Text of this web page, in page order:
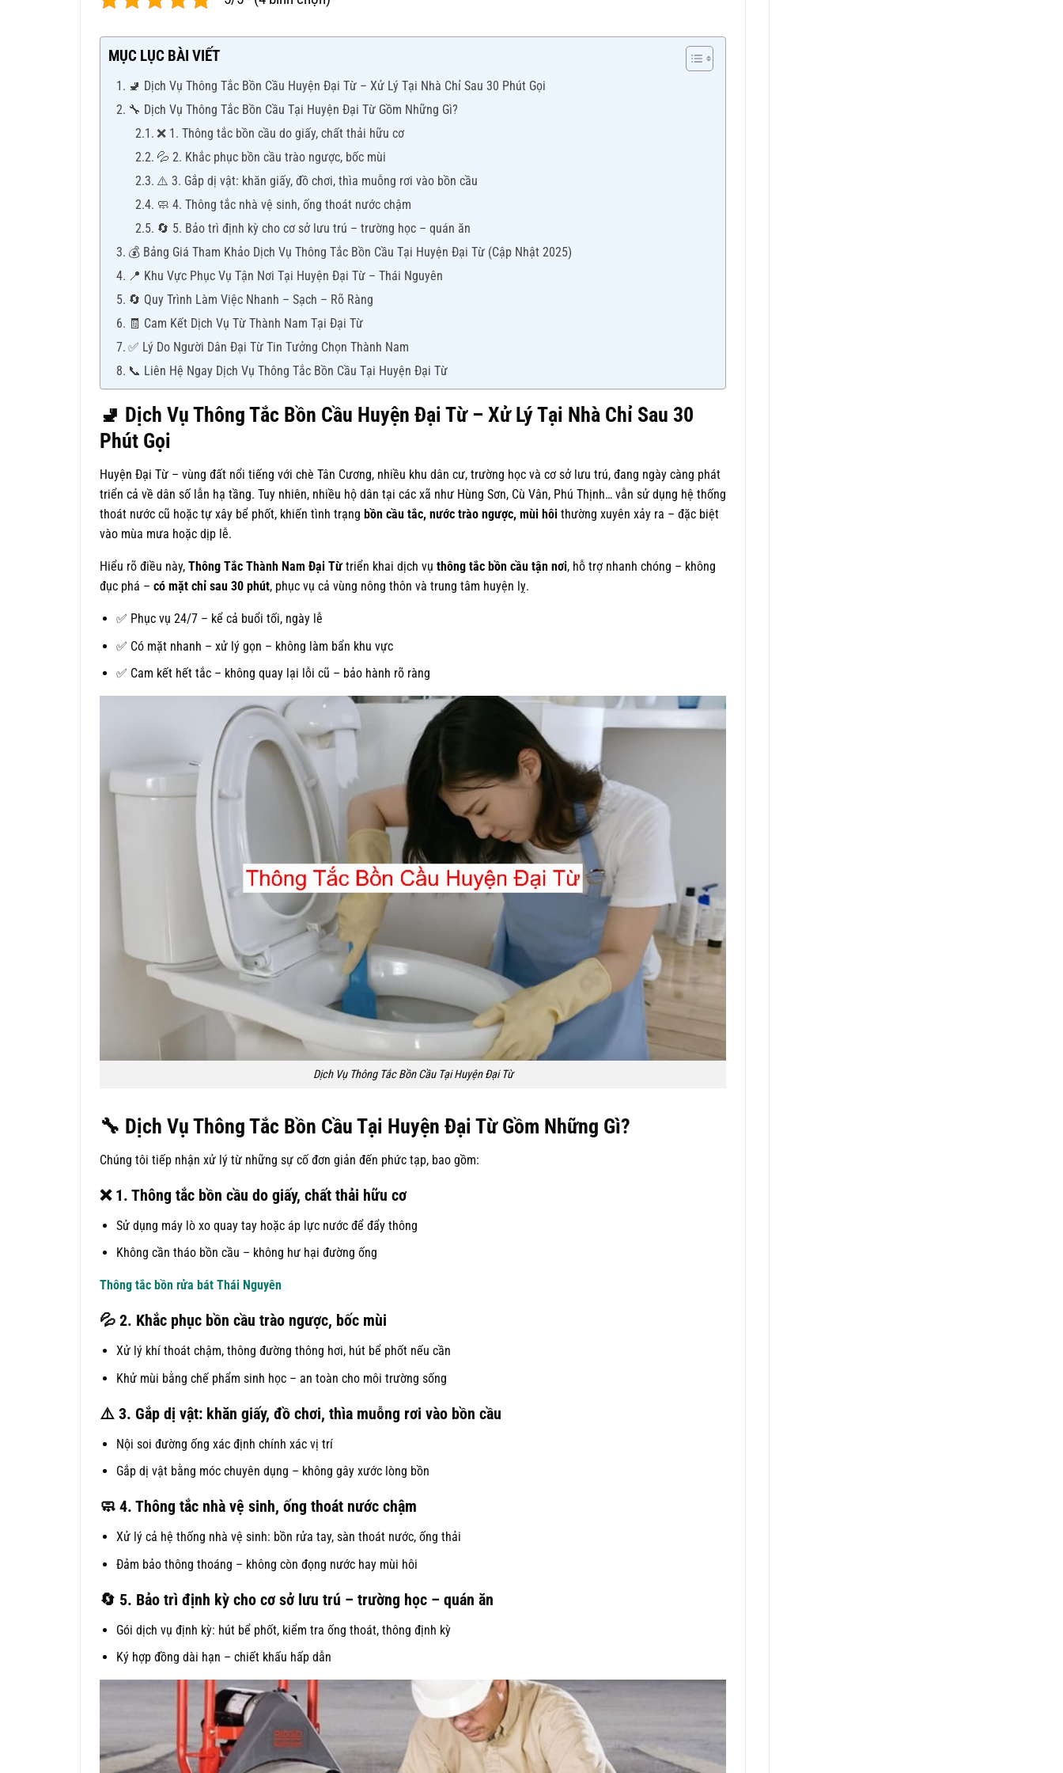
MỤC LỤC BÀI VIẾT
🚽 Dịch Vụ Thông Tắc Bồn Cầu Huyện Đại Từ – Xử Lý Tại Nhà Chỉ Sau 30 Phút Gọi
🔧 Dịch Vụ Thông Tắc Bồn Cầu Tại Huyện Đại Từ Gồm Những Gì?
❌ 1. Thông tắc bồn cầu do giấy, chất thải hữu cơ
💦 2. Khắc phục bồn cầu trào ngược, bốc mùi
⚠️ 3. Gắp dị vật: khăn giấy, đồ chơi, thìa muỗng rơi vào bồn cầu
🧼 4. Thông tắc nhà vệ sinh, ống thoát nước chậm
🔄 5. Bảo trì định kỳ cho cơ sở lưu trú – trường học – quán ăn
💰 Bảng Giá Tham Khảo Dịch Vụ Thông Tắc Bồn Cầu Tại Huyện Đại Từ (Cập Nhật 2025)
📍 Khu Vực Phục Vụ Tận Nơi Tại Huyện Đại Từ – Thái Nguyên
🔄 Quy Trình Làm Việc Nhanh – Sạch – Rõ Ràng
🧾 Cam Kết Dịch Vụ Từ Thành Nam Tại Đại Từ
✅ Lý Do Người Dân Đại Từ Tin Tưởng Chọn Thành Nam
📞 Liên Hệ Ngay Dịch Vụ Thông Tắc Bồn Cầu Tại Huyện Đại Từ
🚽 Dịch Vụ Thông Tắc Bồn Cầu Huyện Đại Từ – Xử Lý Tại Nhà Chỉ Sau 30
Phút Gọi
Huyện Đại Từ – vùng đất nổi tiếng với chè Tân Cương, nhiều khu dân cư, trường học và cơ sở lưu trú, đang ngày càng phát
triển cả về dân số lẫn hạ tầng. Tuy nhiên, nhiều hộ dân tại các xã như Hùng Sơn, Cù Vân, Phú Thịnh… vẫn sử dụng hệ thống
thoát nước cũ hoặc tự xây bể phốt, khiến tình trạng bồn cầu tắc, nước trào ngược, mùi hôi thường xuyên xảy ra – đặc biệt
vào mùa mưa hoặc dịp lễ.
Hiểu rõ điều này, Thông Tắc Thành Nam Đại Từ triển khai dịch vụ thông tắc bồn cầu tận nơi, hỗ trợ nhanh chóng – không
đục phá – có mặt chỉ sau 30 phút, phục vụ cả vùng nông thôn và trung tâm huyện lỵ.
✅ Phục vụ 24/7 – kể cả buổi tối, ngày lễ
✅ Có mặt nhanh – xử lý gọn – không làm bẩn khu vực
✅ Cam kết hết tắc – không quay lại lỗi cũ – bảo hành rõ ràng
Dịch Vụ Thông Tắc Bồn Cầu Tại Huyện Đại Từ
🔧 Dịch Vụ Thông Tắc Bồn Cầu Tại Huyện Đại Từ Gồm Những Gì?
Chúng tôi tiếp nhận xử lý từ những sự cố đơn giản đến phức tạp, bao gồm:
❌ 1. Thông tắc bồn cầu do giấy, chất thải hữu cơ
Sử dụng máy lò xo quay tay hoặc áp lực nước để đẩy thông
Không cần tháo bồn cầu – không hư hại đường ống
Thông tắc bồn rửa bát Thái Nguyên
💦 2. Khắc phục bồn cầu trào ngược, bốc mùi
Xử lý khí thoát chậm, thông đường thông hơi, hút bể phốt nếu cần
Khử mùi bằng chế phẩm sinh học – an toàn cho môi trường sống
⚠️ 3. Gắp dị vật: khăn giấy, đồ chơi, thìa muỗng rơi vào bồn cầu
Nội soi đường ống xác định chính xác vị trí
Gắp dị vật bằng móc chuyên dụng – không gây xước lòng bồn
🧼 4. Thông tắc nhà vệ sinh, ống thoát nước chậm
Xử lý cả hệ thống nhà vệ sinh: bồn rửa tay, sàn thoát nước, ống thải
Đảm bảo thông thoáng – không còn đọng nước hay mùi hôi
🔄 5. Bảo trì định kỳ cho cơ sở lưu trú – trường học – quán ăn
Gói dịch vụ định kỳ: hút bể phốt, kiểm tra ống thoát, thông định kỳ
Ký hợp đồng dài hạn – chiết khấu hấp dẫn